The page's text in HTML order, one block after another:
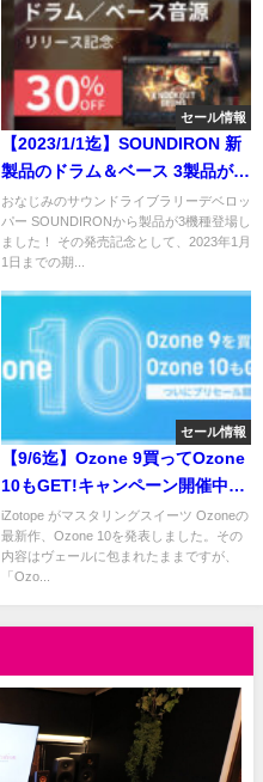
セール情報
【2023/1/1迄】SOUNDIRON 新
製品のドラム＆ベース 3製品がイ
ントロセール！
おなじみのサウンドライブラリーデベロッ
パー SOUNDIRONから製品が3機種登場し
ました！ その発売記念として、2023年1月
1日までの期...
セール情報
【9/6迄】Ozone 9買ってOzone
10もGET!キャンペーン開催中！
最新マスタリングツールを手に
入れるチャンス！
iZotope がマスタリングスイーツ Ozoneの
最新作、Ozone 10を発表しました。その
内容はヴェールに包まれたままですが、
「Ozo...